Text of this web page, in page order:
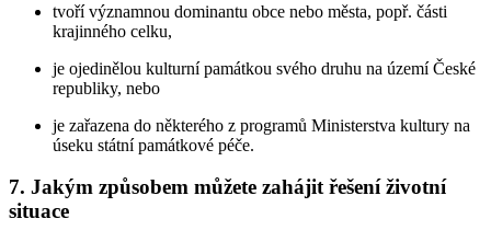
tvoří významnou dominantu obce nebo města, popř. části
krajinného celku,
je ojedinělou kulturní památkou svého druhu na území České
republiky, nebo
je zařazena do některého z programů Ministerstva kultury na
úseku státní památkové péče.
7. Jakým způsobem můžete zahájit řešení životní
situace